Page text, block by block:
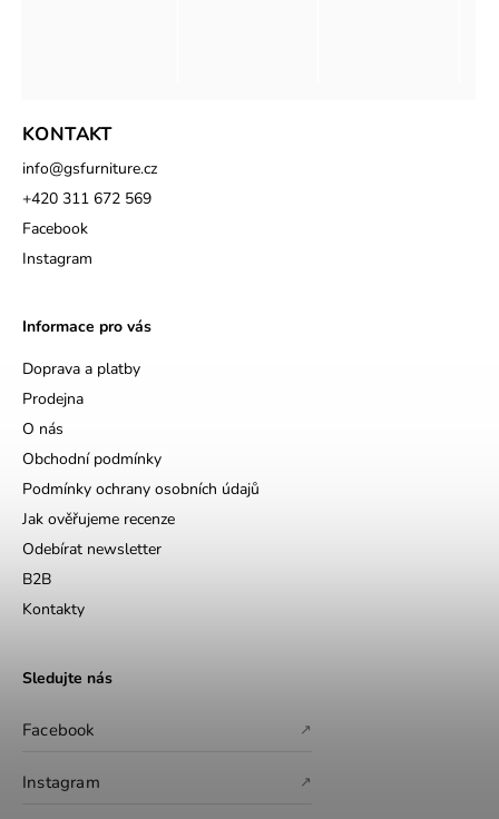
KONTAKT
info@gsfurniture.cz
+420 311 672 569
Facebook
Instagram
Informace pro vás
Doprava a platby
Prodejna
O nás
Obchodní podmínky
Podmínky ochrany osobních údajů
Jak ověřujeme recenze
Odebírat newsletter
B2B
Kontakty
Sledujte nás
Facebook ↗
Instagram ↗